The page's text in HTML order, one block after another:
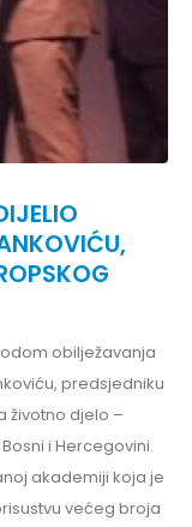
obilježavanja
predsjedniku
životno djelo –
i Hercegovini.
akademiji koja je
većeg broja